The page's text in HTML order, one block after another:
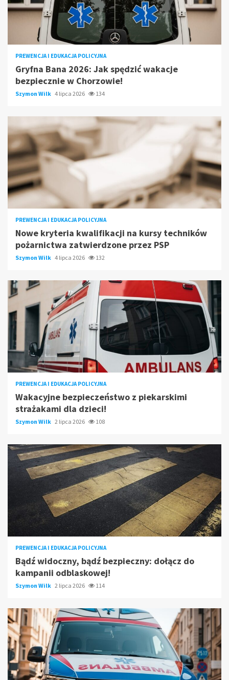
PREWENCJA I EDUKACJA POLICYJNA
Gryfna Bana 2026: Jak spędzić wakacje
bezpiecznie w Chorzowie!
Szymon Wilk 4 lipca 2026 134
PREWENCJA I EDUKACJA POLICYJNA
Nowe kryteria kwalifikacji na kursy techników
pożarnictwa zatwierdzone przez PSP
Szymon Wilk 4 lipca 2026 132
PREWENCJA I EDUKACJA POLICYJNA
Wakacyjne bezpieczeństwo z piekarskimi
strażakami dla dzieci!
Szymon Wilk 2 lipca 2026 108
PREWENCJA I EDUKACJA POLICYJNA
Bądź widoczny, bądź bezpieczny: dołącz do
kampanii odblaskowej!
Szymon Wilk 2 lipca 2026 114